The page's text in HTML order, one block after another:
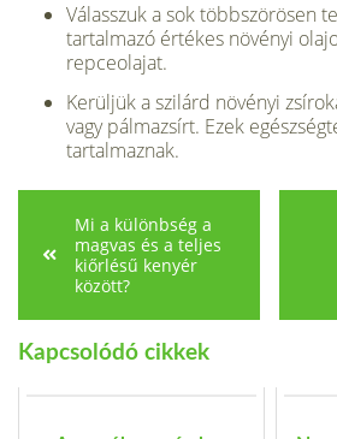
Válasszuk a sok többszörösen
tartalmazó értékes növényi
repceolajat.
Kerüljük a szilárd növényi
vagy pálmazsírt. Ezek
tartalmaznak.
Mi a különbség a
magvas és a teljes
kiőrlésű kenyér
között?
Kapcsolódó cikkek